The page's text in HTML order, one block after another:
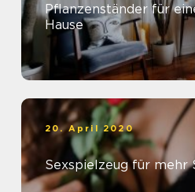
Pflanzenständer für
Hause
20. April 2020
Sexspielzeug für mehr